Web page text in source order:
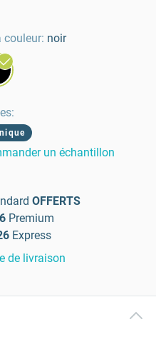
couleur: noir
:
un échantillon
OFFERTS
Premium
Express
de livraison